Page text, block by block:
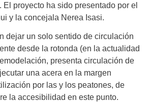
proyecto ha sido presentado por el
y la concejala Nerea Isasi.
dejar un solo sentido de circulación
desde la rotonda (en la actualidad
presenta circulación de
una acera en la margen
por las y los peatones, de
la accesibilidad en este punto.